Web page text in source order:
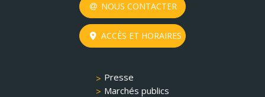
NOUS CONTACTER
ACCÈS ET HORAIRES
Presse
Marchés publics